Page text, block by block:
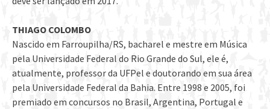
THIAGO COLOMBO
Nascido em Farroupilha/RS, bacharel e mestre em Música
pela Universidade Federal do Rio Grande do Sul, ele é,
atualmente, professor da UFPel e doutorando em sua área
pela Universidade Federal da Bahia. Entre 1998 e 2005, foi
premiado em concursos no Brasil, Argentina, Portugal e